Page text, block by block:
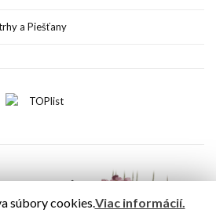
a Piešťany
súbory cookies.Viac informácií.